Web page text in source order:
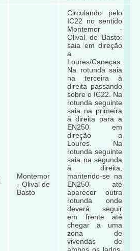
Montemor
- Olival de
Basto
Circulando pelo
IC22 no sentido
Montemor -
Olival de Basto:
saia em direção
a
Loures/Caneças.
Na rotunda saia
na terceira à
direita passando
sobre o IC22. Na
rotunda seguinte
saia na primeira
à direita para a
EN250 em
direção a
Loures. Na
rotunda seguinte
saia na segunda
à direita,
mantendo-se na
EN250 até
aparecer outra
rotunda onde
deverá seguir
em frente até
chegar a uma
zona de
vivendas de